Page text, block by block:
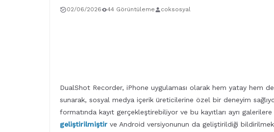
02/06/2026 44 Görüntüleme coksosyal
DualShot Recorder, iPhone uygulaması olarak hem yatay hem
sunarak, sosyal medya içerik üreticilerine özel bir deneyim
formatında kayıt gerçekleştirebiliyor ve bu kayıtları ayrı
geliştirilmiştir ve Android versiyonunun da geliştirildiği